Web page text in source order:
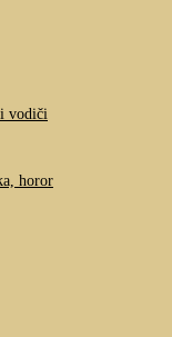
vodiči
horor